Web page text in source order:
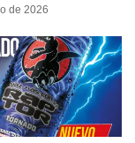
de 2026